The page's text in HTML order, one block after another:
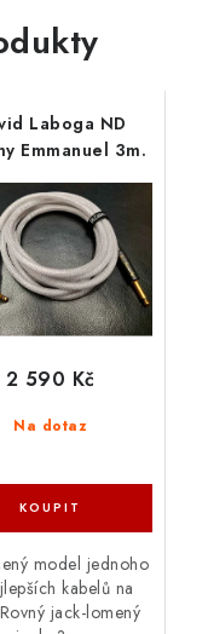
Laboga ND
Emmanuel 3m.
Na dotaz
2 590 Kč
model jednoho
kabelů na
jack-lomený